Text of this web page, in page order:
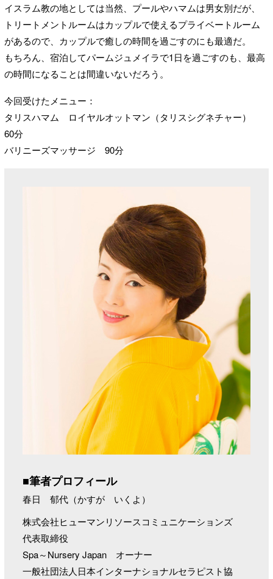
イスラム教の地としては当然、プールやハマムは男女別だが、
トリートメントルームはカップルで使えるプライベートルーム
があるので、カップルで癒しの時間を過ごすのにも最適だ。
もちろん、宿泊してパームジュメイラで1日を過ごすのも、最高
の時間になることは間違いないだろう。
今回受けたメニュー：
タリスハマム ロイヤルオットマン（タリスシグネチャー）
60分
バリニーズマッサージ 90分
■筆者プロフィール
春日 郁代（かすが いくよ）
株式会社ヒューマンリソースコミュニケーションズ
代表取締役
Spa～Nursery Japan オーナー
一般社団法人日本インターナショナルセラピスト協